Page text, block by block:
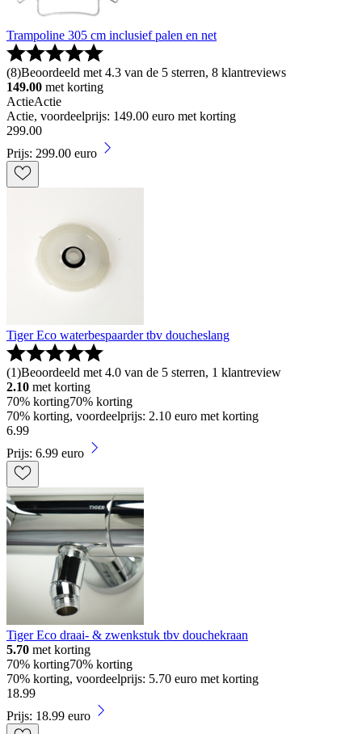
Trampoline 305 cm inclusief palen en net
(8)Beoordeeld met 4.3 van de 5 sterren, 8 klantreviews
149.00 met korting
ActieActie
Actie, voordeelprijs: 149.00 euro met korting
299.00
Prijs: 299.00 euro
Tiger Eco waterbespaarder tbv doucheslang
(1)Beoordeeld met 4.0 van de 5 sterren, 1 klantreview
2.10 met korting
70% korting70% korting
70% korting, voordeelprijs: 2.10 euro met korting
6.99
Prijs: 6.99 euro
Tiger Eco draai- & zwenkstuk tbv douchekraan
5.70 met korting
70% korting70% korting
70% korting, voordeelprijs: 5.70 euro met korting
18.99
Prijs: 18.99 euro